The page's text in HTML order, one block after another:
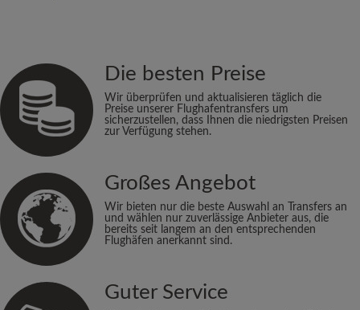
Die besten Preise
Wir überprüfen und aktualisieren täglich die
Preise unserer Flughafentransfers um
sicherzustellen, dass Ihnen die niedrigsten Preisen
zur Verfügung stehen.
Großes Angebot
Wir bieten nur die beste Auswahl an Transfers an
und wählen nur zuverlässige Anbieter aus, die
bereits seit langem an den entsprechenden
Flughäfen anerkannt sind.
Guter Service